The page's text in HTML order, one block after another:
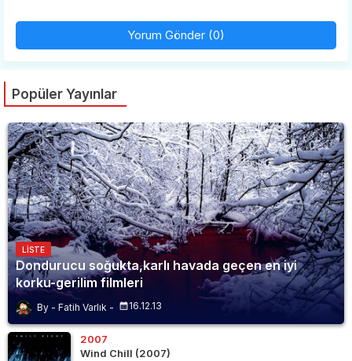
Yorum Gönder (0)
Popüler Yayınlar
LISTE
Dondurucu soğukta,karlı havada geçen en iyi
korku-gerilim filmleri
Fatih Varlık 16.12.13
2007
Wind Chill (2007)